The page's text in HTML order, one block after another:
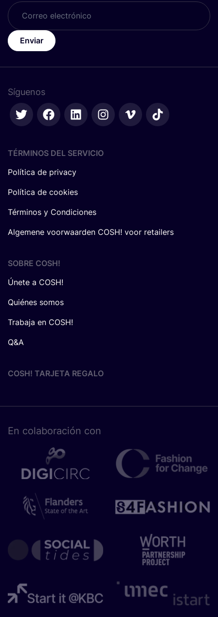
Enviar
Síguenos
TÉRMINOS DEL SERVICIO
Política de privacy
Política de cookies
Términos y Condiciones
Algemene voorwaarden COSH! voor retailers
SOBRE COSH!
Únete a COSH!
Quiénes somos
Trabaja en COSH!
Q&A
COSH! TARJETA REGALO
En cola­bo­ra­ción con